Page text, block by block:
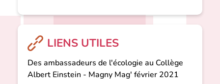
LIENS UTILES
Des ambassadeurs de l'écologie au Collège
Albert Einstein - Magny Mag' février 2021